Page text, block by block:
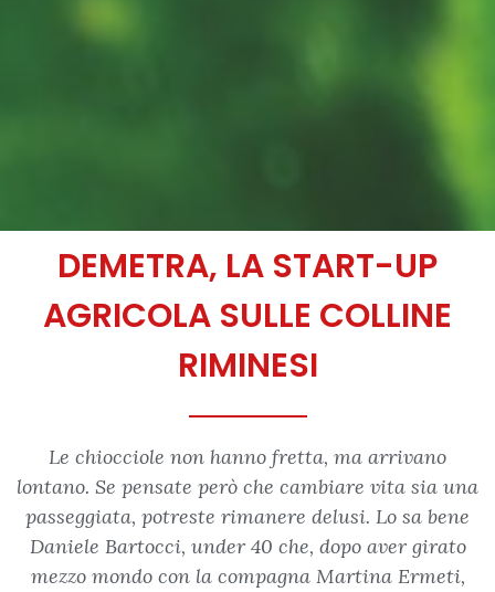
DEMETRA, LA START-UP
AGRICOLA SULLE COLLINE
RIMINESI
Le chiocciole non hanno fretta, ma arrivano
lontano. Se pensate però che cambiare vita sia una
passeggiata, potreste rimanere delusi. Lo sa bene
Daniele Bartocci, under 40 che, dopo aver girato
mezzo mondo con la compagna Martina Ermeti,